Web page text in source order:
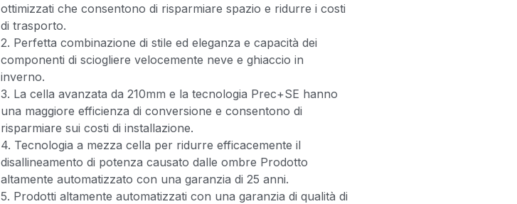
ottimizzati che consentono di risparmiare spazio e ridurre i costi
di trasporto.
2. Perfetta combinazione di stile ed eleganza e capacità dei
componenti di sciogliere velocemente neve e ghiaccio in
inverno.
3. La cella avanzata da 210mm e la tecnologia Prec+SE hanno
una maggiore efficienza di conversione e consentono di
risparmiare sui costi di installazione.
4. Tecnologia a mezza cella per ridurre efficacemente il
disallineamento di potenza causato dalle ombre Prodotto
altamente automatizzato con una garanzia di 25 anni.
5. Prodotti altamente automatizzati con una garanzia di qualità di